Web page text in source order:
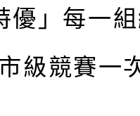
優」每一
級競賽一